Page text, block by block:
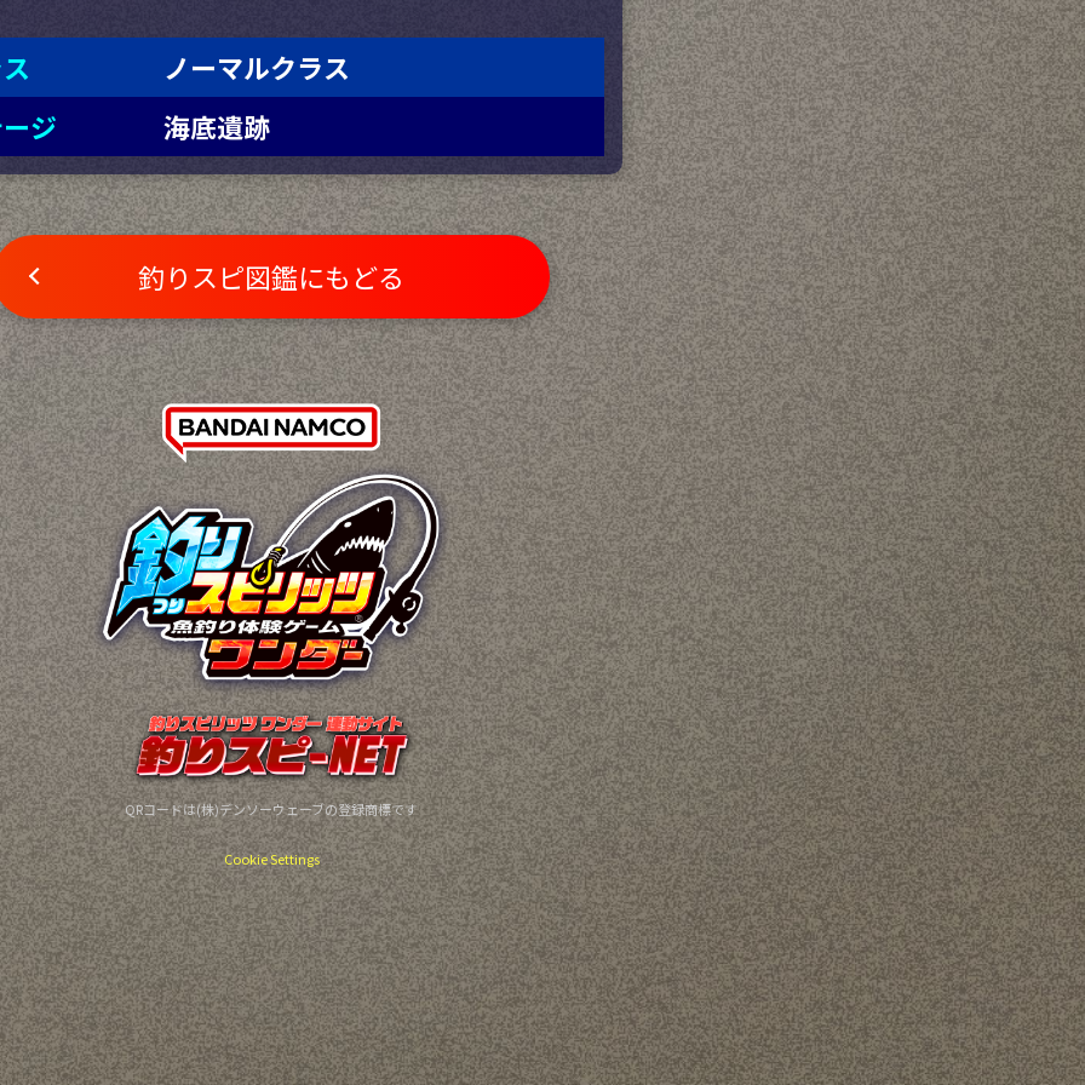
ノーマルクラス
ジ
海底遺跡
釣りスピ図鑑にもどる
QRコードは(株)デンソーウェーブの登録商標です
Cookie Settings